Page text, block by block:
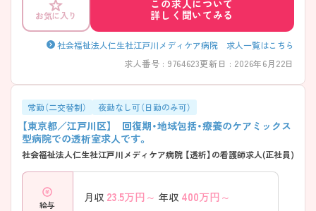
お気に入り
この求人について
詳しく聞いてみる
社会福祉法人仁生社江戸川メディケア病院 求人一覧はこちら
求人番号 : 9764623更新日 : 2026年6月22日
常勤（二交替制） 夜勤なし可（日勤のみ可）
【東京都／江戸川区】 回復期・地域包括・療養のケアミックス
型病院での透析室求人です。
社会福祉法人仁生社江戸川メディケア病院 【透析】の看護師求人(正社員)
給与
月収 23.5万円～ 年収 400万円～